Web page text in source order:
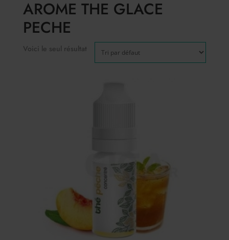
AROME THE GLACE
PECHE
Voici le seul résultat